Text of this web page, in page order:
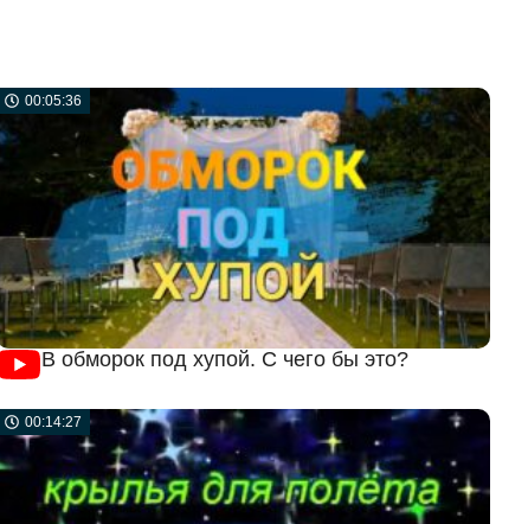
00:05:36
В обморок под хупой. С чего бы это?
00:14:27